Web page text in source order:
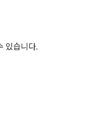
있습니다.